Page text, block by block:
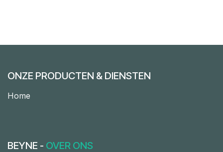
ONZE PRODUCTEN & DIENSTEN
Home
BEYNE - OVER ONS